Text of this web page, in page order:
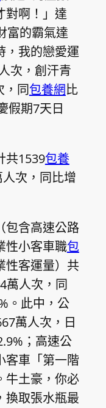
對啊！」達
富的霸氣達
，我的戀愛運
次，創汗青
，同包養網比
假期7天日
共1539包養
次，同比增
包含高速公路
性小客車職包
性客運量）共
萬人次，同
。此中，公
萬人次，日
；高速公
客車「第一階
牛土豪，你必
換取張水瓶最